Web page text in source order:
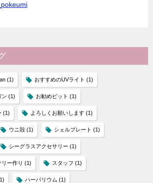
(1) おすすめのUVライト (1)
ン (1) お勧めビット (1)
(1) よろしくお願いします (1)
ウニ殻 (1) シェルプレート (1)
シーグラスアクセサリー (1)
ー作り (1) スタッフ (1)
ハーバリウム (1)